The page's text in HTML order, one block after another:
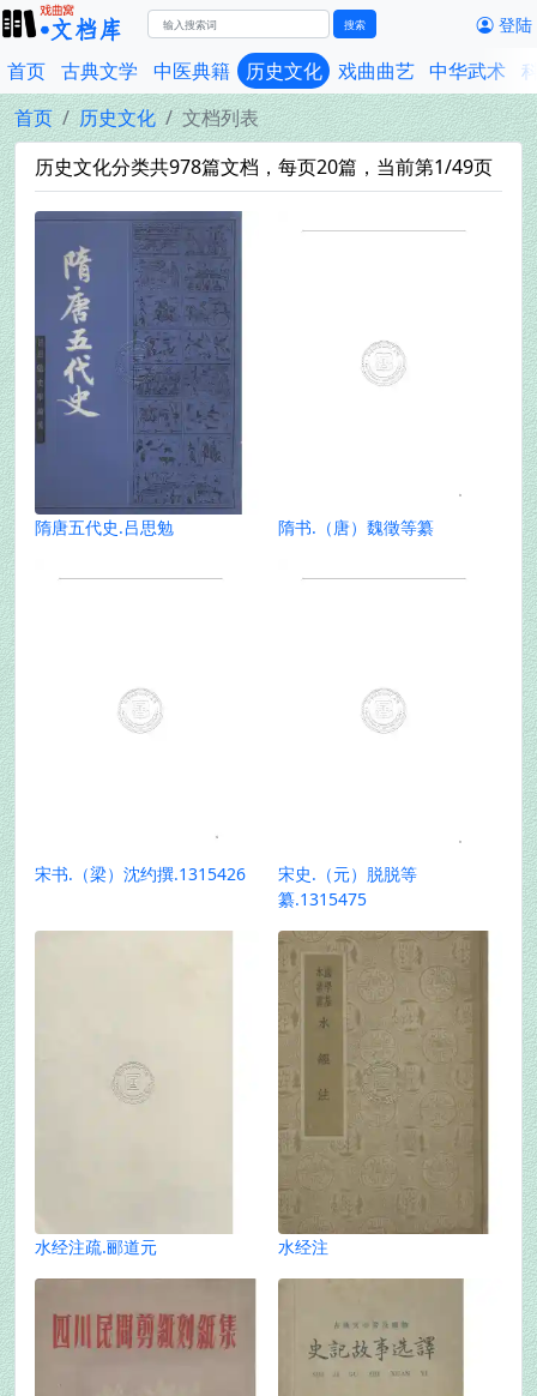
搜索 登陆
首页 古典文学 中医典籍 历史文化 戏曲曲艺 中华武术
首页
历史文化
文档列表
历史文化分类共978篇文档，每页20篇，当前第1/49页
隋唐五代史.吕思勉 隋书.（唐）魏徵等纂
宋书.（梁）沈约撰.1315426
宋史.（元）脱脱等
纂.1315475
水经注疏.郦道元 水经注